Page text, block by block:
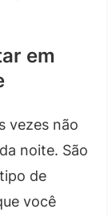
em
vezes não
noite. São
de
você